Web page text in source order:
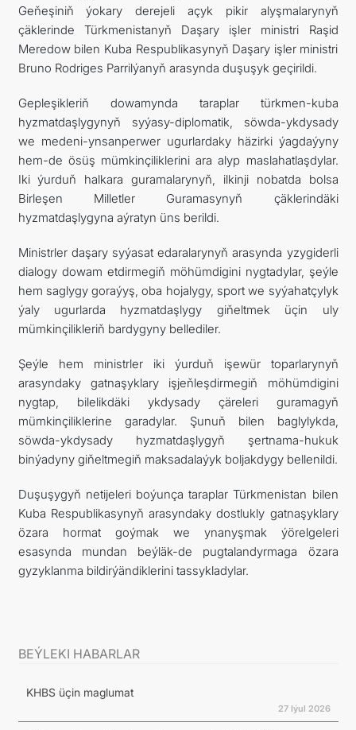
Geňeşiniň ýokary derejeli açyk pikir alyşmalarynyň
çäklerinde Türkmenistanyň Daşary işler ministri Raşid
Meredow bilen Kuba Respublikasynyň Daşary işler ministri
Bruno Rodriges Parrilýanyň arasynda duşuşyk geçirildi.
Gepleşikleriň dowamynda taraplar türkmen-kuba
hyzmatdaşlygynyň syýasy-diplomatik, söwda-ykdysady
we medeni-ynsanperwer ugurlardaky häzirki ýagdaýyny
hem-de ösüş mümkinçiliklerini ara alyp maslahatlaşdylar.
Iki ýurduň halkara guramalarynyň, ilkinji nobatda bolsa
Birleşen Milletler Guramasynyň çäklerindäki
hyzmatdaşlygyna aýratyn üns berildi.
Ministrler daşary syýasat edaralarynyň arasynda yzygiderli
dialogy dowam etdirmegiň möhümdigini nygtadylar, şeýle
hem saglygy goraýyş, oba hojalygy, sport we syýahatçylyk
ýaly ugurlarda hyzmatdaşlygy giňeltmek üçin uly
mümkinçilikleriň bardygyny bellediler.
Şeýle hem ministrler iki ýurduň işewür toparlarynyň
arasyndaky gatnaşyklary işjeňleşdirmegiň möhümdigini
nygtap, bilelikdäki ykdysady çäreleri guramagyň
mümkinçiliklerine garadylar. Şunuň bilen baglylykda,
söwda-ykdysady hyzmatdaşlygyň şertnama-hukuk
binýadyny giňeltmegiň maksadalaýyk boljakdygy bellenildi.
Duşuşygyň netijeleri boýunça taraplar Türkmenistan bilen
Kuba Respublikasynyň arasyndaky dostlukly gatnaşyklary
özara hormat goýmak we ynanyşmak ýörelgeleri
esasynda mundan beýläk-de pugtalandyrmaga özara
gyzyklanma bildirýändiklerini tassykladylar.
BEÝLEKI HABARLAR
KHBS üçin maglumat
27 Iýul 2026